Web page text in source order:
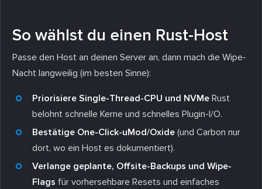
So wählst du einen Rust-Host
Passe den Host an deinen Server an, dann mach die Wipe-
Nacht langweilig (im besten Sinne):
Priorisiere Single-Thread-CPU und NVMe Rust
belohnt schnelle Kerne und schnelles Plugin-I/O.
Bestätige One-Click-uMod/Oxide (und Carbon nur
dort, wo ein Host es dokumentiert).
Verlange geplante, Offsite-Backups und Wipe-
Flags für vorhersehbare Resets und einfaches